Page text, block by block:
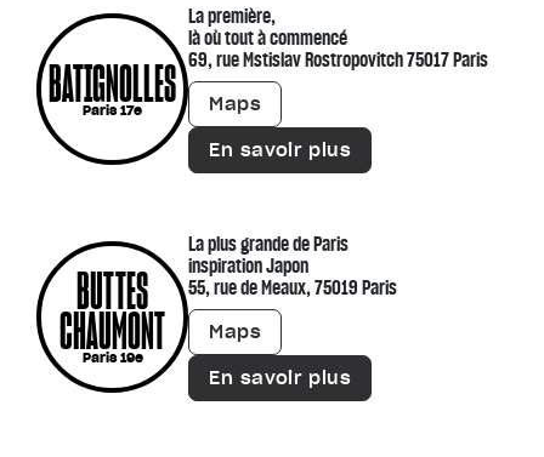
BATIGNOLLES
Paris 17e
La première,
là où tout à commencé
69, rue Mstislav Rostropovitch 75017 Paris
Maps
En savoir plus
BUTTES
CHAUMONT
Paris 19e
La plus grande de Paris
inspiration Japon
55, rue de Meaux, 75019 Paris
Maps
En savoir plus